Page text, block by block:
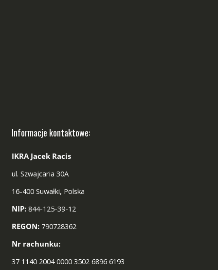
Informacje kontaktowe:
IKRA Jacek Racis
ul. Szwajcaria 30A
16-400 Suwałki, Polska
NIP:844-125-39-12
REGON:790728362
Nr rachunku:
37 1140 2004 0000 3502 6896 6193